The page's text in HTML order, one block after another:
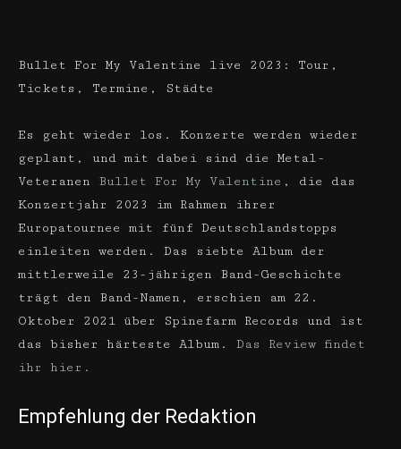
Bullet For My Valentine live 2023: Tour,
Tickets, Termine, Städte
Es geht wieder los. Konzerte werden wieder
geplant, und mit dabei sind die Metal-
Veteranen Bullet For My Valentine , die das
Konzertjahr 2023 im Rahmen ihrer
Europatournee mit fünf Deutschlandstopps
einleiten werden. Das siebte Album der
mittlerweile 23-jährigen Band-Geschichte
trägt den Band-Namen, erschien am 22.
Oktober 2021 über Spinefarm Records und ist
das bisher härteste Album. Das Review findet
ihr hier.
Empfehlung der Redaktion